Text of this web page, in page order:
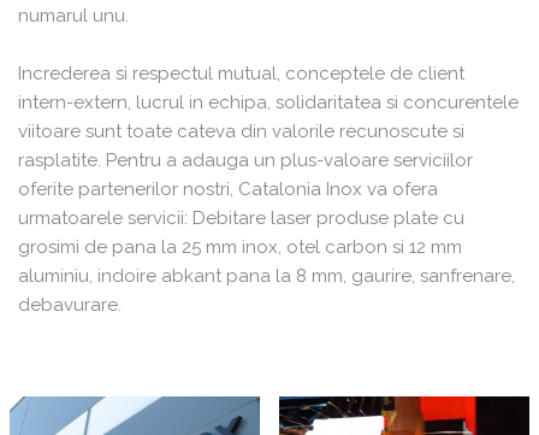
numarul unu.
Increderea si respectul mutual, conceptele de client
intern-extern, lucrul in echipa, solidaritatea si concurentele
viitoare sunt toate cateva din valorile recunoscute si
rasplatite. Pentru a adauga un plus-valoare serviciilor
oferite partenerilor nostri, Catalonia Inox va ofera
urmatoarele servicii: Debitare laser produse plate cu
grosimi de pana la 25 mm inox, otel carbon si 12 mm
aluminiu, indoire abkant pana la 8 mm, gaurire, sanfrenare,
debavurare.